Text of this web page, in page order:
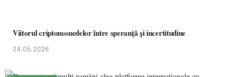
Viitorul criptomonedelor între speranță și incertitudine
24.05.2026